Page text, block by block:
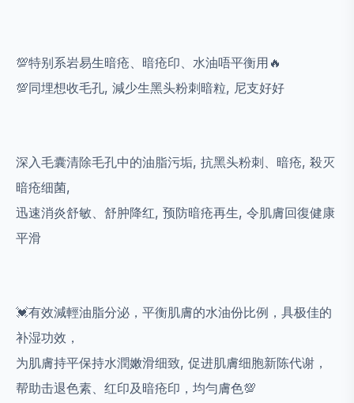
💯特别系岩易生暗疮、暗疮印、水油唔平衡用🔥
💯同埋想收毛孔, 減少生黑头粉刺暗粒, 尼支好好
深入毛囊清除毛孔中的油脂污垢, 抗黑头粉刺、暗疮, 殺灭
暗疮细菌,
迅速消炎舒敏、舒肿降红, 预防暗疮再生, 令肌膚回復健康
平滑
💓有效減輕油脂分泌，平衡肌膚的水油份比例，具极佳的
补湿功效，
为肌膚持平保持水潤嫩滑细致, 促进肌膚细胞新陈代谢，
帮助击退色素、红印及暗疮印，均勻膚色💯